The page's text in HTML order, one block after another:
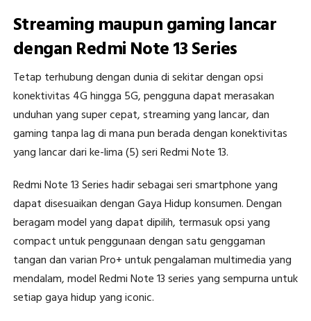
Streaming maupun gaming lancar
dengan Redmi Note 13 Series
Tetap terhubung dengan dunia di sekitar dengan opsi
konektivitas 4G hingga 5G, pengguna dapat merasakan
unduhan yang super cepat, streaming yang lancar, dan
gaming tanpa lag di mana pun berada dengan konektivitas
yang lancar dari ke-lima (5) seri Redmi Note 13.
Redmi Note 13 Series hadir sebagai seri smartphone yang
dapat disesuaikan dengan Gaya Hidup konsumen. Dengan
beragam model yang dapat dipilih, termasuk opsi yang
compact untuk penggunaan dengan satu genggaman
tangan dan varian Pro+ untuk pengalaman multimedia yang
mendalam, model Redmi Note 13 series yang sempurna untuk
setiap gaya hidup yang iconic.